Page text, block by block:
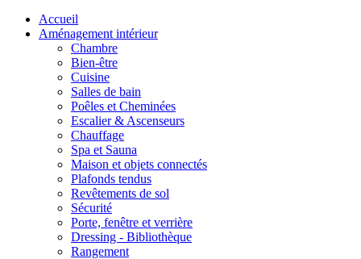
Accueil
Aménagement intérieur
Chambre
Bien-être
Cuisine
Salles de bain
Poêles et Cheminées
Escalier & Ascenseurs
Chauffage
Spa et Sauna
Maison et objets connectés
Plafonds tendus
Revêtements de sol
Sécurité
Porte, fenêtre et verrière
Dressing - Bibliothèque
Rangement